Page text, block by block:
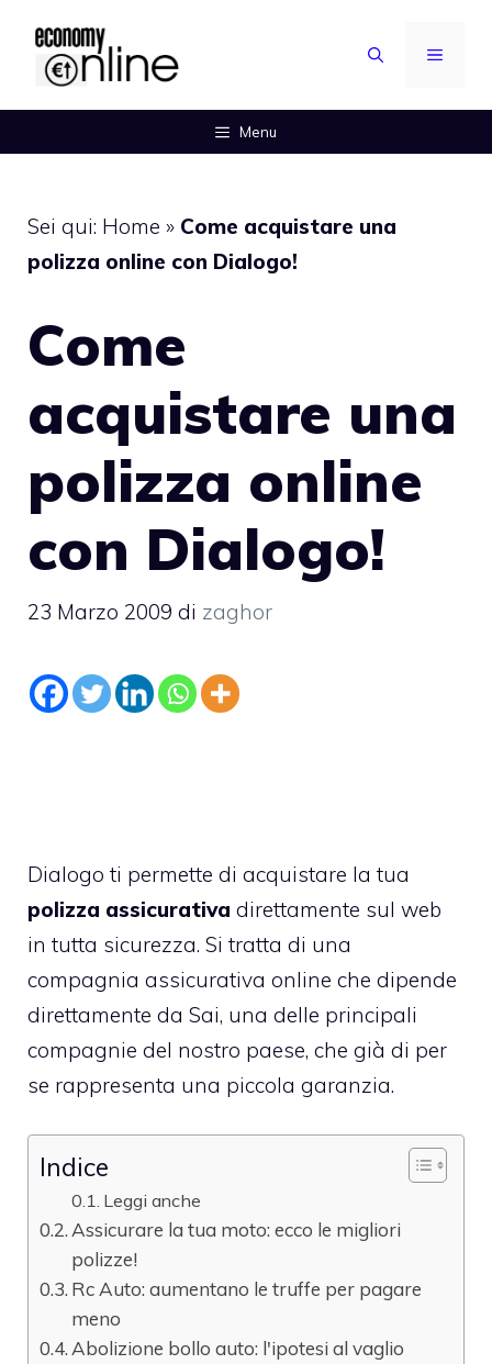
contenuto
MENU
Menu
Sei qui: Home » Come acquistare una
polizza online con Dialogo!
Come
acquistare una
polizza online
con Dialogo!
23 Marzo 2009 di zaghor
Dialogo ti permette di acquistare la tua
polizza assicurativa direttamente sul web
in tutta sicurezza. Si tratta di una
compagnia assicurativa online che dipende
direttamente da Sai, una delle principali
compagnie del nostro paese, che già di per
se rappresenta una piccola garanzia.
Indice
Leggi anche
Assicurare la tua moto: ecco le migliori
polizze!
Rc Auto: aumentano le truffe per pagare
meno
Abolizione bollo auto: l'ipotesi al vaglio